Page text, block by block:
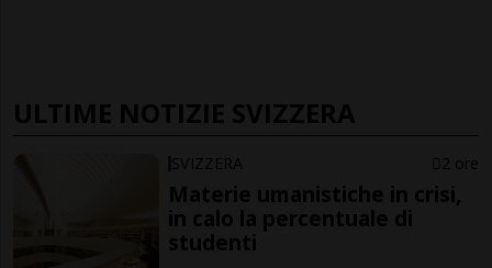
ULTIME NOTIZIE SVIZZERA
SVIZZERA 2 ore
Materie umanistiche in crisi,
in calo la percentuale di
studenti